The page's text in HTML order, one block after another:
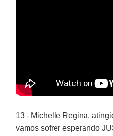
13 - Michelle Regina,
vamos sofrer esperando